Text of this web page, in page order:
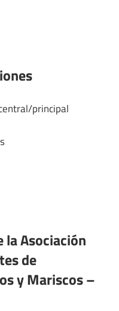
principal
Asociación
de
y Mariscos –